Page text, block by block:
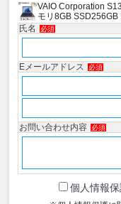
VAIO Corporation
モリ8GB
氏名 必須
Eメールアドレス 必須
お問い合わせ内容 必須
個人情報